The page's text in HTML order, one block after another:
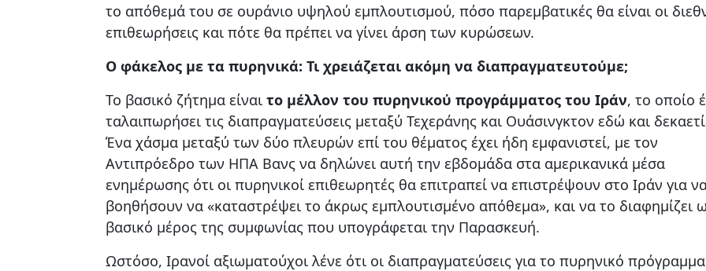
το απόθεμά του σε ουράνιο υψηλού εμπλουτισμού, πόσο παρεμβατικές θα είναι οι
επιθεωρήσεις και πότε θα πρέπει να γίνει άρση των κυρώσεων.
Ο φάκελος με τα πυρηνικά: Τι χρειάζεται ακόμη να διαπραγματευτούμε;
Το βασικό ζήτημα είναι το μέλλον του πυρηνικού προγράμματος του Ιράν, το οποίο
ταλαιπωρήσει τις διαπραγματεύσεις μεταξύ Τεχεράνης και Ουάσινγκτον εδώ και
Ένα χάσμα μεταξύ των δύο πλευρών επί του θέματος έχει ήδη εμφανιστεί, με τον
Αντιπρόεδρο των ΗΠΑ Βανς να δηλώνει αυτή την εβδομάδα στα αμερικανικά μέσα
ενημέρωσης ότι οι πυρηνικοί επιθεωρητές θα επιτραπεί να επιστρέψουν στο Ιράν για
βοηθήσουν να «καταστρέψει το άκρως εμπλουτισμένο απόθεμα», και να το διαφημίζει
βασικό μέρος της συμφωνίας που υπογράφεται την Παρασκευή.
Ωστόσο, Ιρανοί αξιωματούχοι λένε ότι οι διαπραγματεύσεις για το πυρηνικό